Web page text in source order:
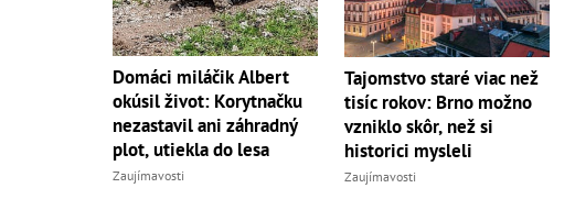
Domáci miláčik Albert
okúsil život: Korytnačku
nezastavil ani záhradný
plot, utiekla do lesa
Zaujímavosti
Tajomstvo staré viac než
tisíc rokov: Brno možno
vzniklo skôr, než si
historici mysleli
Zaujímavosti